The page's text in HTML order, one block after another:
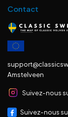
Contact
Amstelveen
Suivez-nous
Suivez-nous